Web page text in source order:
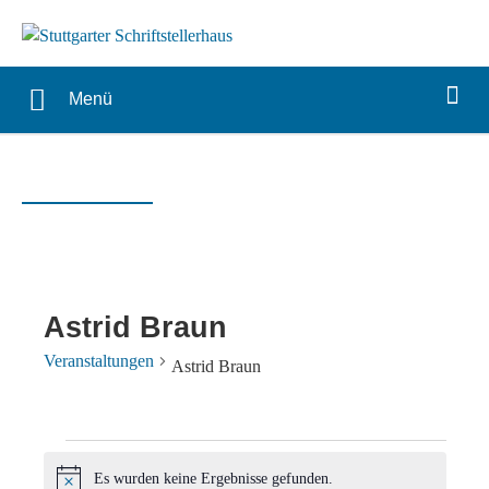
Menü
Astrid Braun
Veranstaltungen Astrid Braun
Veranstaltungen
Es wurden keine Ergebnisse gefunden.